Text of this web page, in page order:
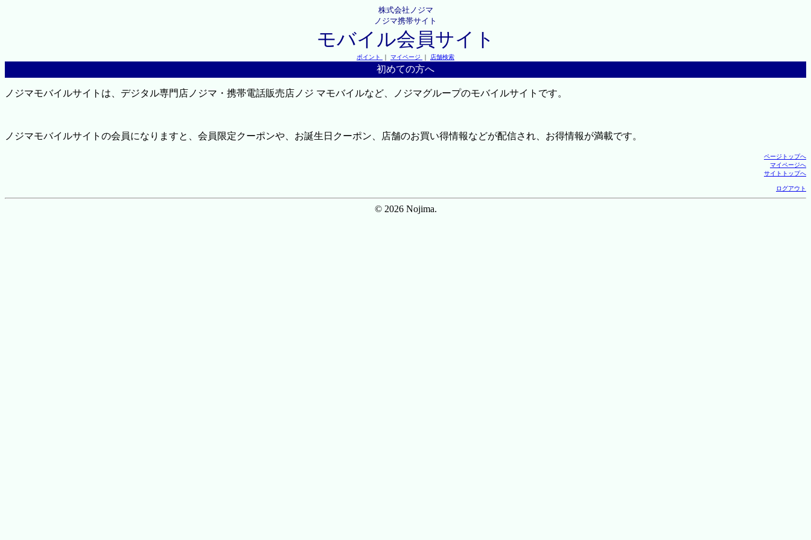
株式会社ノジマ
ノジマ携帯サイト
モバイル会員サイト
ポイント ｜ マイページ ｜ 店舗検索
初めての方へ
ノジマモバイルサイトは、デジタル専門店ノジマ・携帯電話販売店ノジ マモバイルなど、ノジマグループのモバイルサイトです。
ノジマモバイルサイトの会員になりますと、会員限定クーポンや、お誕生日クーポン、店舗のお買い得情報などが配信され、お得情報が満載です。
ページトップへ
マイページへ
サイトトップへ
ログアウト
© 2026 Nojima.